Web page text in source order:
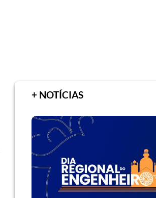
+ NOTÍCIAS